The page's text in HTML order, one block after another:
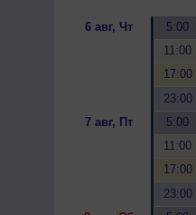
6 авг, Чт
5:00
11:00
17:00
23:00
7 авг, Пт
5:00
11:00
17:00
23:00